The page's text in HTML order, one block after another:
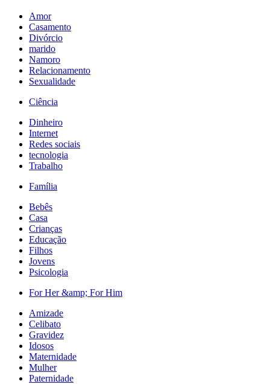
Amor
Casamento
Divórcio
marido
Namoro
Relacionamento
Sexualidade
Ciência
Dinheiro
Internet
Redes sociais
tecnologia
Trabalho
Família
Bebês
Casa
Crianças
Educação
Filhos
Jovens
Psicologia
For Her &amp; For Him
Amizade
Celibato
Gravidez
Idosos
Maternidade
Mulher
Paternidade